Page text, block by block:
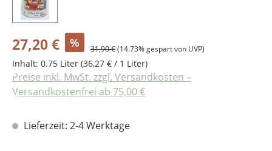
Verkaufspreis:
27,20 € % Regulärer Preis:
31,90 €(14.73% gespart von UVP)
Inhalt: 0.75 Liter (36,27 € / 1 Liter)
Preise inkl. MwSt. zzgl. Versandkosten –
Versandkostenfrei ab 75,00 €
Lieferzeit: 2-4 Werktage